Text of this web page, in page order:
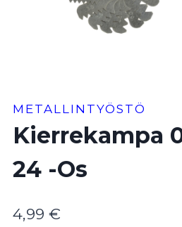
METALLINTYÖSTÖ
Kierrekampa
24 -Os
4,99 €